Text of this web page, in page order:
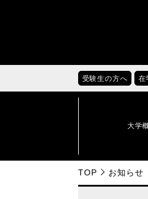
受験生の方へ 在
大学
TOP お知らせ